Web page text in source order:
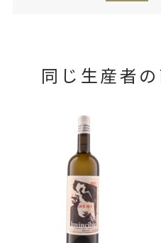
同じ生産者